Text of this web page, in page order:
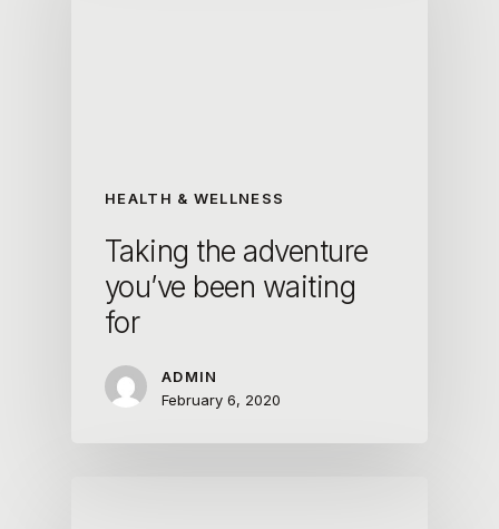
HEALTH & WELLNESS
Taking the adventure
you’ve been waiting
for
ADMIN
February 6, 2020